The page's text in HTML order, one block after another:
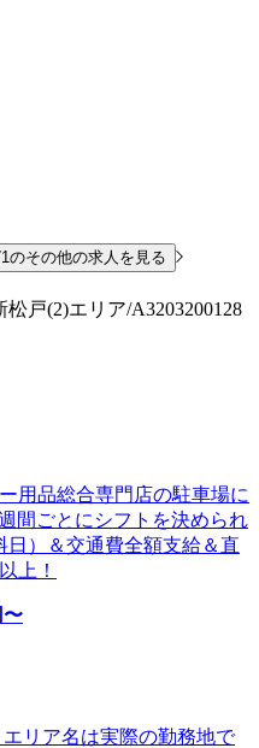
のその他の求人を見る
戸(2)エリア/A3203200128
用品総合専門店の駐車場に
間ごとにシフトを決められ
日）＆交通費全額支給＆直
上！
〜
リア名は実際の勤務地で